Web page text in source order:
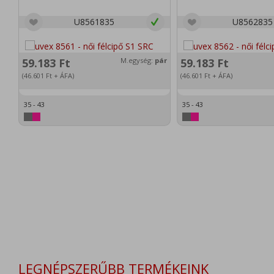
U8561835
59.183 Ft
(46.601 Ft + ÁFA)
M.egység: pár
35 - 43
U8562835
59.183 Ft
(46.601 Ft+ ÁFA)
35 - 43
LEGNÉPSZERŰBB TERMÉKEINK